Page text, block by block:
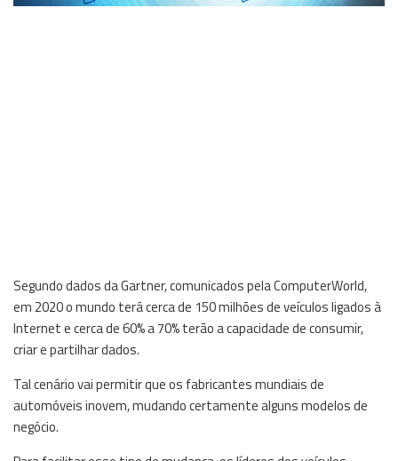
Segundo dados da Gartner, comunicados pela ComputerWorld,
em 2020 o mundo terá cerca de 150 milhões de veículos ligados à
Internet e cerca de 60% a 70% terão a capacidade de consumir,
criar e partilhar dados.
Tal cenário vai permitir que os fabricantes mundiais de
automóveis inovem, mudando certamente alguns modelos de
negócio.